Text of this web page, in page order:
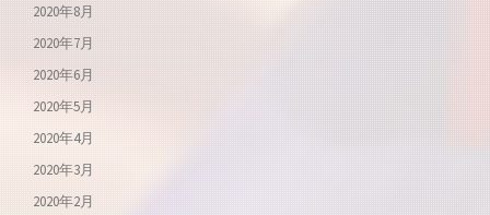
2020年8月
2020年7月
2020年6月
2020年5月
2020年4月
2020年3月
2020年2月